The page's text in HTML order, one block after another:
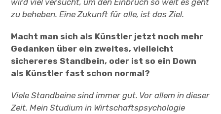
zu beheben. Eine Zukunft für alle, ist das Ziel.
Macht man sich als Künstler jetzt noch mehr
Gedanken über ein zweites, vielleicht
sichereres Standbein, oder ist so ein Down
als Künstler fast schon normal?
Viele Standbeine sind immer gut. Vor allem in dieser
Zeit. Mein Studium in Wirtschaftspsychologie